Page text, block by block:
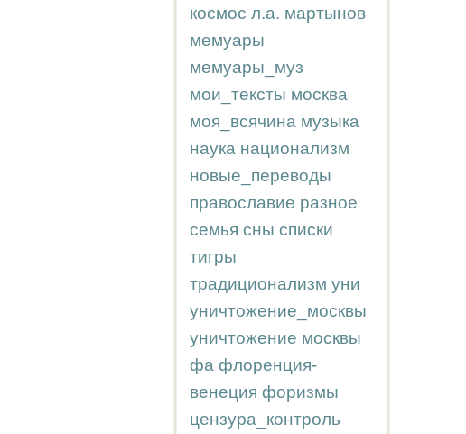
космос л.а. мартынов
мемуары
мемуары_муз
мои_тексты москва
моя_всячина музыка
наука национализм
новые_переводы
православие разное
семья сны списки
тигры
традиционализм уни
уничтожение_москвы
уничтожение москвы
фа флоренция-
венеция форизмы
цензура_контроль